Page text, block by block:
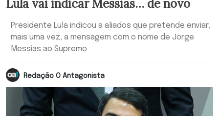
Lula vai indicar Messias… de novo
Presidente Lula indicou a aliados que pretende enviar,
mais uma vez, a mensagem com o nome de Jorge
Messias ao Supremo
Redação O Antagonista